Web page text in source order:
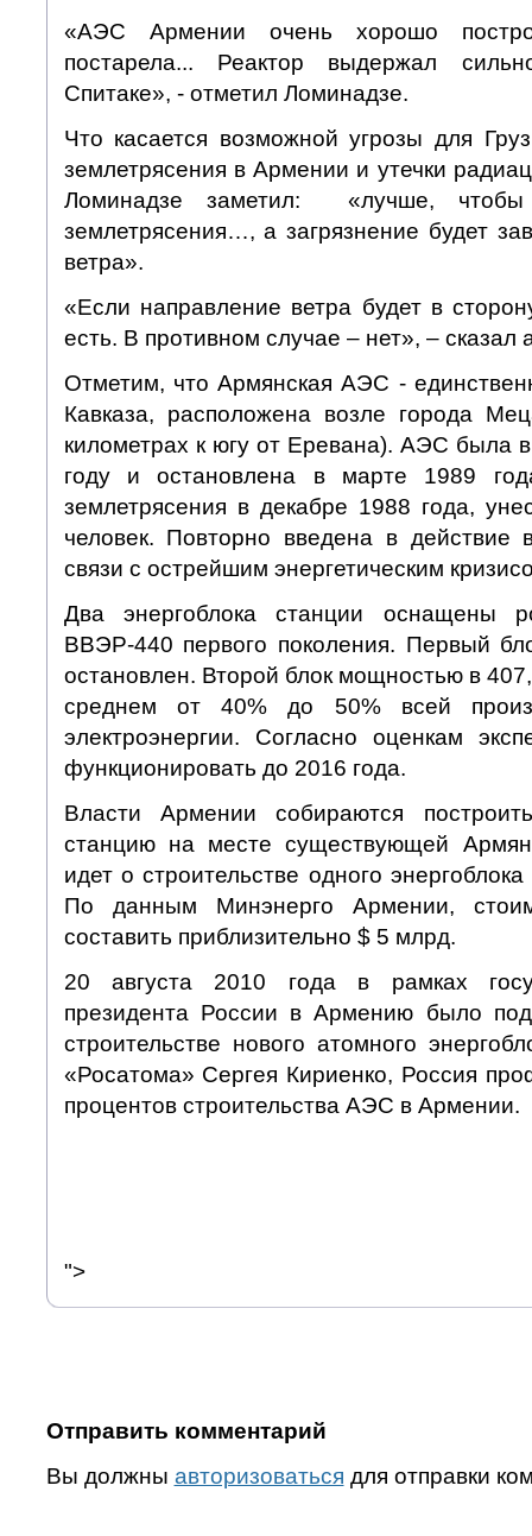
«АЭС Армении очень хорошо
постарела... Реактор выдержал
Спитаке», - отметил Ломинадзе.
Что касается возможной угрозы для
землетрясения в Армении и утечки
Ломинадзе заметил: «лучше,
землетрясения…, а загрязнение будет
ветра».
«Если направление ветра будет в
есть. В противном случае – нет», – сказал
Отметим, что Армянская АЭС -
Кавказа, расположена возле города
километрах к югу от Еревана). АЭС была
году и остановлена в марте 1989
землетрясения в декабре 1988 года,
человек. Повторно введена в
связи с острейшим энергетическим
Два энергоблока станции оснащены
ВВЭР-440 первого поколения. Первый
остановлен. Второй блок мощностью в
среднем от 40% до 50% всей
электроэнергии. Согласно оценкам
функционировать до 2016 года.
Власти Армении собираются
станцию на месте существующей
идет о строительстве одного
По данным Минэнерго Армении,
составить приблизительно $ 5 млрд.
20 августа 2010 года в рамках
президента России в Армению было
строительстве нового атомного
«Росатома» Сергея Кириенко, Россия
процентов строительства АЭС в Армении.
">
Отправить комментарий
Вы должны авторизоваться для отправки